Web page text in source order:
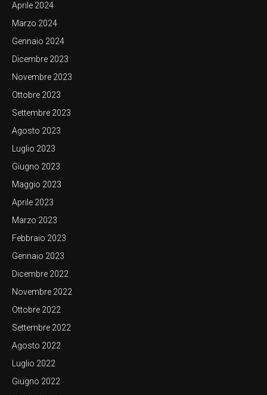
Aprile 2024
Marzo 2024
Gennaio 2024
Dicembre 2023
Novembre 2023
Ottobre 2023
Settembre 2023
Agosto 2023
Luglio 2023
Giugno 2023
Maggio 2023
Aprile 2023
Marzo 2023
Febbraio 2023
Gennaio 2023
Dicembre 2022
Novembre 2022
Ottobre 2022
Settembre 2022
Agosto 2022
Luglio 2022
Giugno 2022